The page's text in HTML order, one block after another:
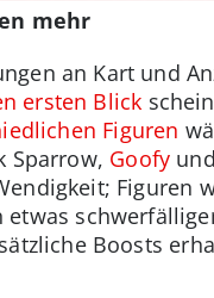
mehr
an Kart und
ersten Blick
Figuren
Sparrow, Goofy und
Figuren
Boosts